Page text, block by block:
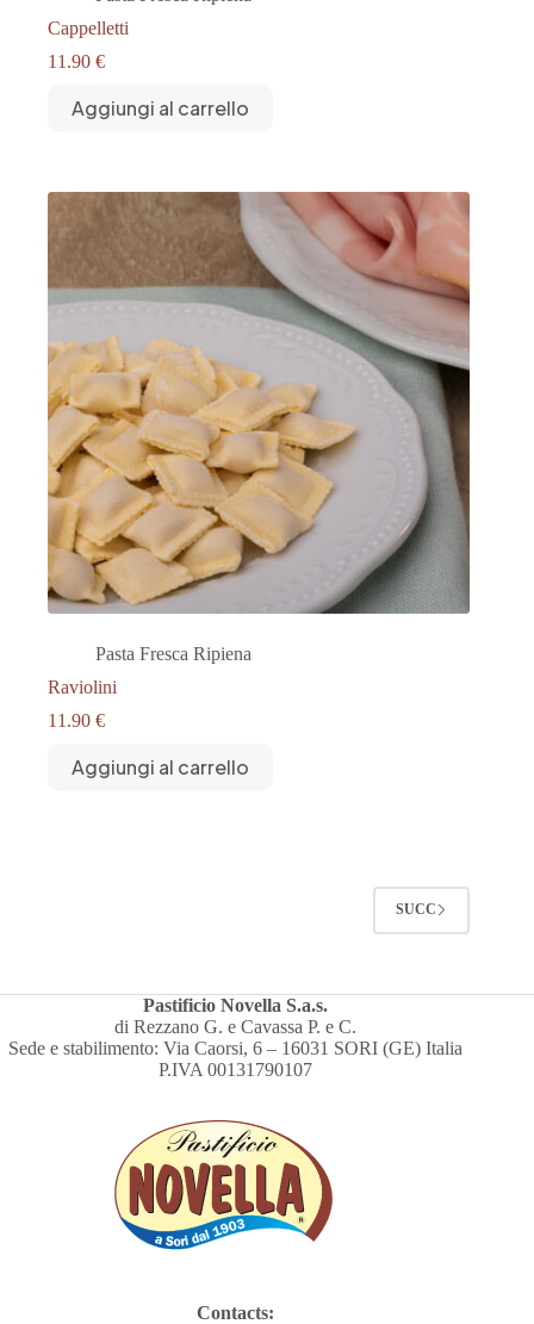
Cappelletti
11.90 €
Aggiungi al carrello
Pasta Fresca Ripiena
Raviolini
11.90 €
Aggiungi al carrello
SUCC
Pastificio Novella S.a.s.
di Rezzano G. e Cavassa P. e C.
Sede e stabilimento: Via Caorsi, 6 – 16031 SORI (GE) Italia
P.IVA 00131790107
Contacts: